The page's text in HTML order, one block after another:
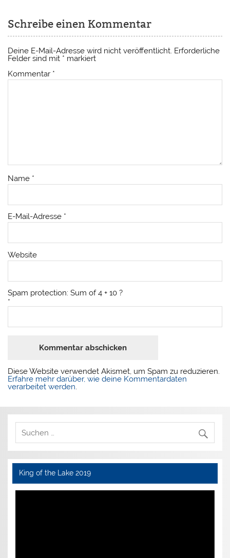
Schreibe einen Kommentar
Deine E-Mail-Adresse wird nicht veröffentlicht. Erforderliche
Felder sind mit * markiert
Kommentar *
Name *
E-Mail-Adresse *
Website
Spam protection: Sum of 4 + 10 ?
*
Diese Website verwendet Akismet, um Spam zu reduzieren.
Erfahre mehr darüber, wie deine Kommentardaten
verarbeitet werden.
King of the Lake 2019